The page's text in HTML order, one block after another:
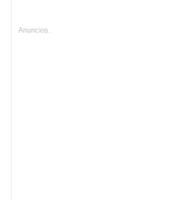
Anuncios.